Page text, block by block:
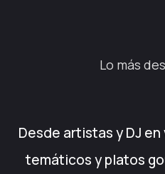
Lo más
Desde artistas y DJ
temáticos y platos